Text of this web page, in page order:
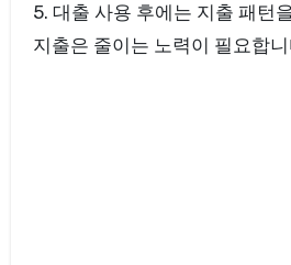
5. 대출 사용 후에는 지출 패턴
지출은 줄이는 노력이 필요합